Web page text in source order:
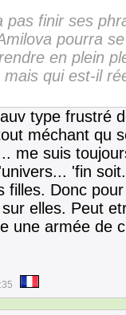
pas finir ses
pourra
en plein
qui est-il
type frustré
méchant qu
me suis
'fin
filles. Donc
elles. Peut
une armée de